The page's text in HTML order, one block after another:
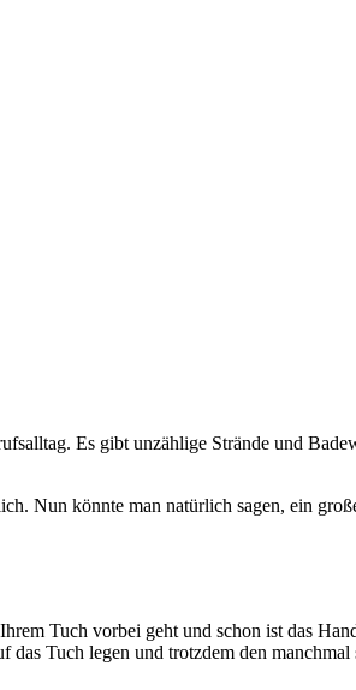
Es gibt unzählige Strände und
Nun könnte man natürlich sagen, ein
Tuch vorbei geht und schon ist das
Tuch legen und trotzdem den